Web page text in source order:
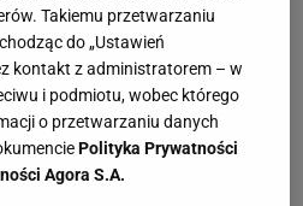
albo nie nasiusiał sobie na
lub uśmierzyć ból po
Ubija rozmaite
worki, kryje się w nich
zorganizowane
surwiwalowego show i
Takiemu przetwarzaniu
do „Ustawień
kontakt z administratorem – w
i podmiotu, wobec którego
o przetwarzaniu danych
Polityka Prywatności
Agora S.A.